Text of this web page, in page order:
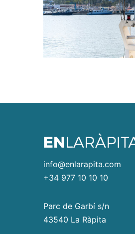
info@enlarapita.com
+34 977 10 10 10
Parc de Garbí s/n
43540 La Ràpita